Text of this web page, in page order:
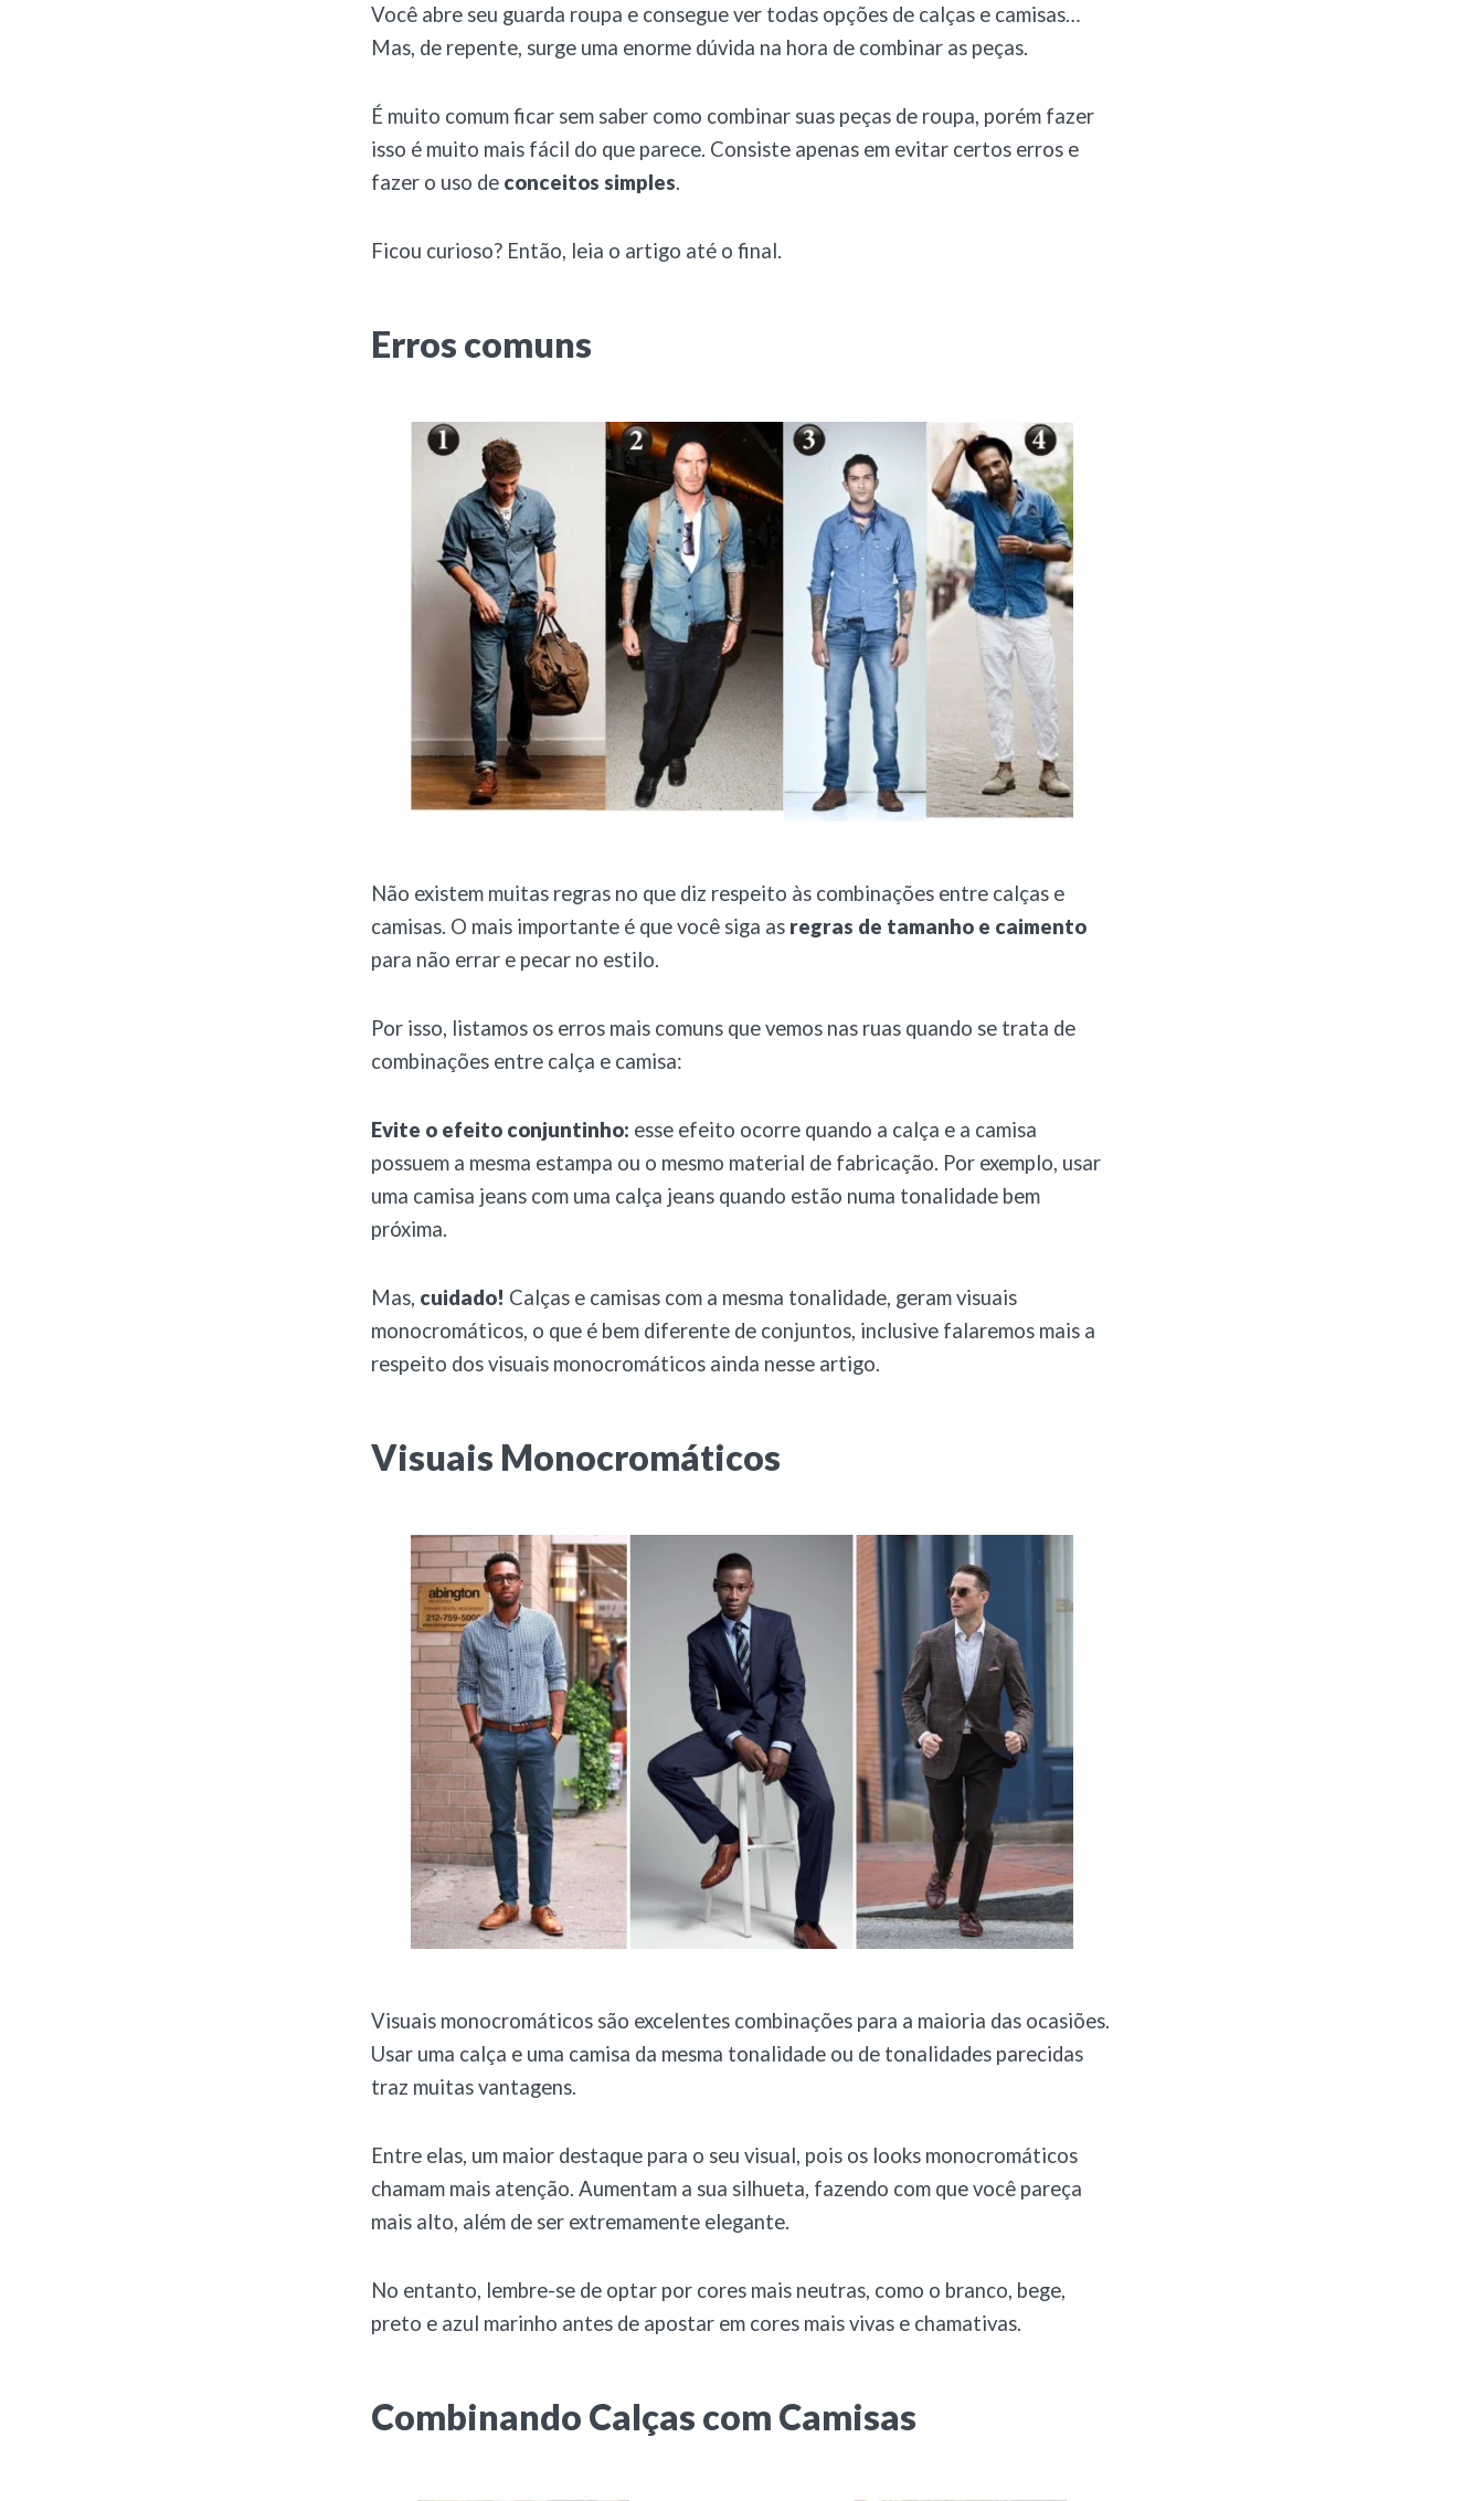
Você abre seu guarda roupa e consegue ver todas opções de calças e camisas…
Mas, de repente, surge uma enorme dúvida na hora de combinar as peças.
É muito comum ficar sem saber como combinar suas peças de roupa, porém fazer
isso é muito mais fácil do que parece. Consiste apenas em evitar certos erros e
fazer o uso de conceitos simples.
Ficou curioso? Então, leia o artigo até o final.
Erros comuns
Não existem muitas regras no que diz respeito às combinações entre calças e
camisas. O mais importante é que você siga as regras de tamanho e caimento
para não errar e pecar no estilo.
Por isso, listamos os erros mais comuns que vemos nas ruas quando se trata de
combinações entre calça e camisa:
Evite o efeito conjuntinho: esse efeito ocorre quando a calça e a camisa
possuem a mesma estampa ou o mesmo material de fabricação. Por exemplo, usar
uma camisa jeans com uma calça jeans quando estão numa tonalidade bem
próxima.
Mas, cuidado! Calças e camisas com a mesma tonalidade, geram visuais
monocromáticos, o que é bem diferente de conjuntos, inclusive falaremos mais a
respeito dos visuais monocromáticos ainda nesse artigo.
Visuais Monocromáticos
Visuais monocromáticos são excelentes combinações para a maioria das ocasiões.
Usar uma calça e uma camisa da mesma tonalidade ou de tonalidades parecidas
traz muitas vantagens.
Entre elas, um maior destaque para o seu visual, pois os looks monocromáticos
chamam mais atenção. Aumentam a sua silhueta, fazendo com que você pareça
mais alto, além de ser extremamente elegante.
No entanto, lembre-se de optar por cores mais neutras, como o branco, bege,
preto e azul marinho antes de apostar em cores mais vivas e chamativas.
Combinando Calças com Camisas